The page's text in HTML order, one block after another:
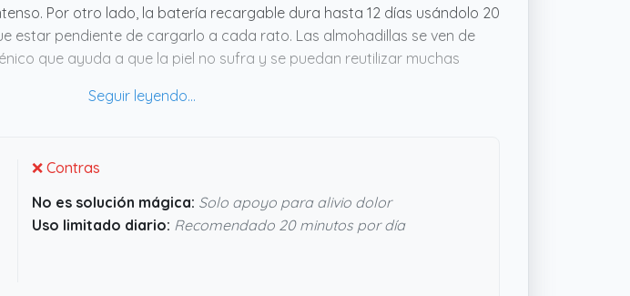
Por otro lado, la batería recargable dura hasta 12 días usándolo 20
estar pendiente de cargarlo a cada rato. Las almohadillas se ven de
que ayuda a que la piel no sufra y se puedan reutilizar muchas
del dolor sin complicaciones. No es magia, pero podría ser un buen
❌ Contras
No es solución mágica: Solo apoyo para alivio dolor
Uso limitado diario: Recomendado 20 minutos por día